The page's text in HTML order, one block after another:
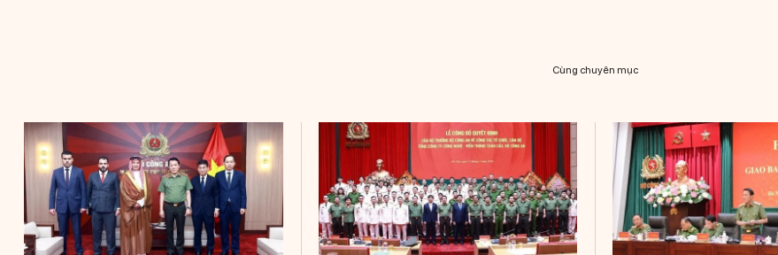
Cùng chuyên mục